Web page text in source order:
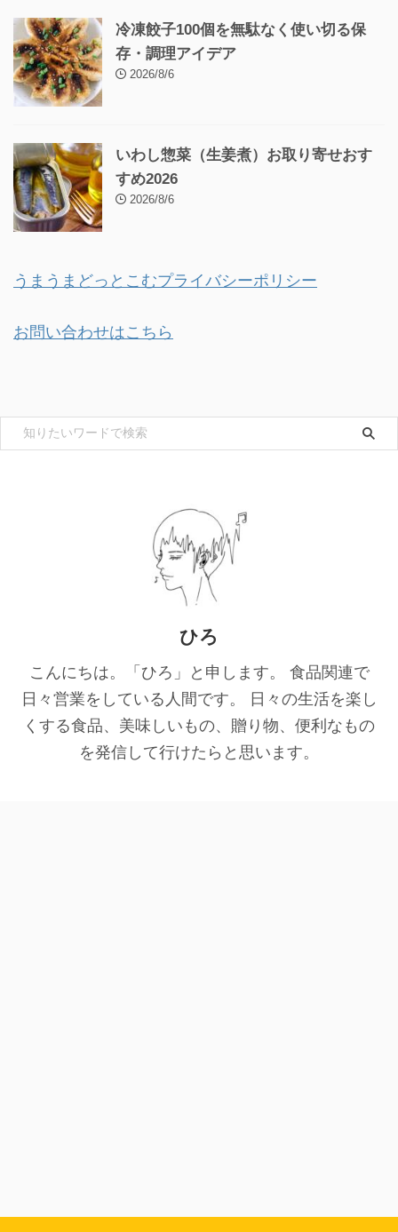
冷凍餃子100個を無駄なく使い切る保
存・調理アイデア
2026/8/6
いわし惣菜（生姜煮）お取り寄せおす
すめ2026
2026/8/6
うまうまどっとこむプライバシーポリシー
お問い合わせはこちら
ひろ
こんにちは。「ひろ」と申します。 食品関連で
日々営業をしている人間です。 日々の生活を楽し
くする食品、美味しいもの、贈り物、便利なもの
を発信して行けたらと思います。